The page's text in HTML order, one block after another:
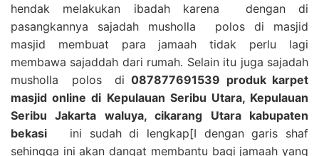
hendak melakukan ibadah karena dengan di
pasangkannya sajadah musholla polos di masjid
masjid membuat para jamaah tidak perlu lagi
membawa sajaddah dari rumah. Selain itu juga sajadah
musholla polos di087877691539 produk karpet
masjid online di Kepulauan Seribu Utara, Kepulauan
Seribu Jakarta waluya, cikarang Utara kabupaten
bekasi ini sudah di lengkap[I dengan garis shaf
sehingga ini akan dangat membantu bagi jamaah yang